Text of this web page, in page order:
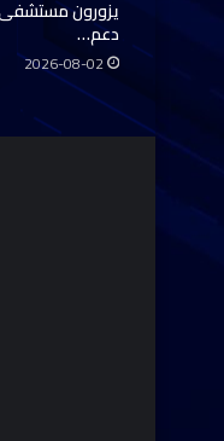
يزورون
دعم…
2026-08-02